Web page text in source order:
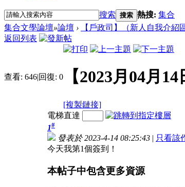
搜索 搜索 熱搜: 集合
集合文學論壇»論壇 › 【戶政司】（新人自我介紹
返回列表
查看: 646|回復: 0 【2023月04月
[複製鏈接]
電梯直達
1#
發表於 2023-4-14 08:25:43 | 只看該
今天我第1個簽到！
本帖子中包含更多資源